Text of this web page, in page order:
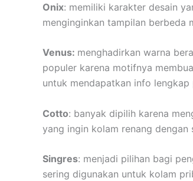
Onix: memiliki karakter desain
menginginkan tampilan berbeda
Venus: menghadirkan warna
populer karena motifnya
untuk mendapatkan info lengkap
Cotto: banyak dipilih karena
yang ingin kolam renang
Singres: menjadi pilihan bagi
sering digunakan untuk kolam